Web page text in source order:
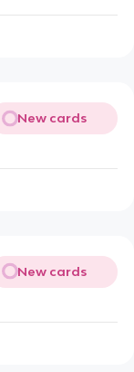
New cards
New cards